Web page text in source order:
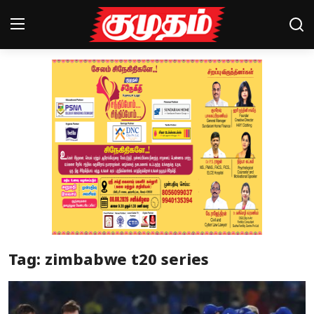
Magazines
Special Story
Tag: zimbabwe t20 series